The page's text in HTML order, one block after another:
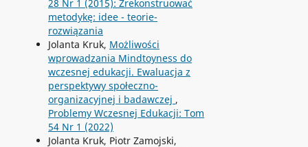
28 Nr 1 (2015): Zrekonstruować
metodykę: idee - teorie-
rozwiązania
Jolanta Kruk, Możliwości
wprowadzania Mindtoyness do
wczesnej edukacji. Ewaluacja z
perspektywy społeczno-
organizacyjnej i badawczej ,
Problemy Wczesnej Edukacji: Tom
54 Nr 1 (2022)
Jolanta Kruk, Piotr Zamojski,